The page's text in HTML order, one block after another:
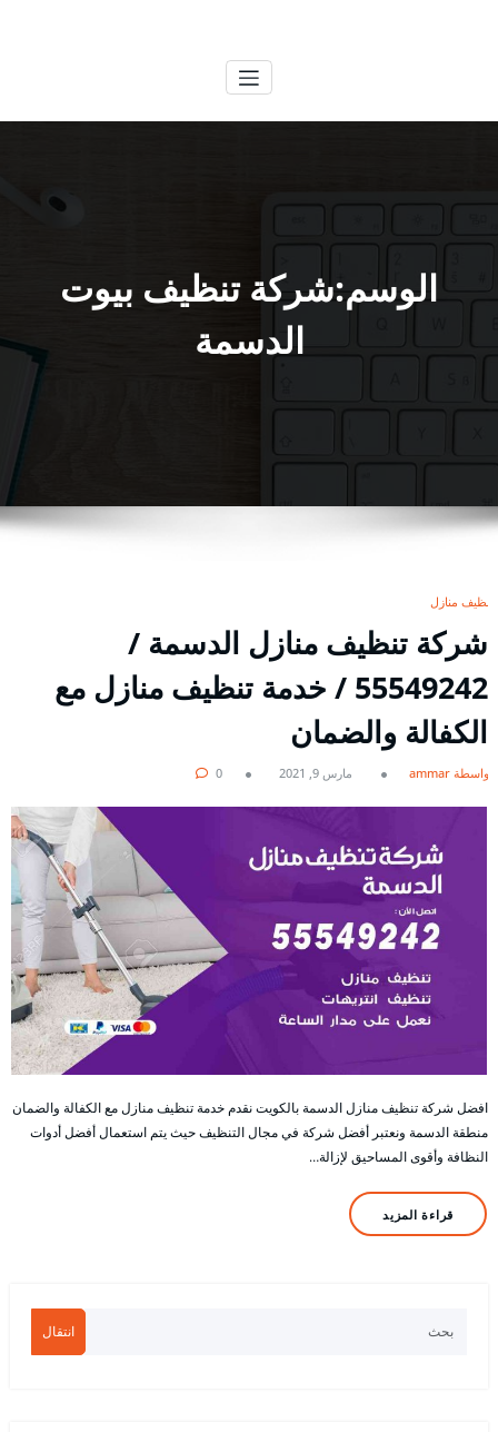
الوسم:شركة تنظيف بيوت
الدسمة
تنظيف منازل
شركة تنظيف منازل الدسمة /
55549242 / خدمة تنظيف منازل مع
الكفالة والضمان
بواسطة ammar مارس 9, 2021 0
افضل شركة تنظيف منازل الدسمة بالكويت نقدم خدمة تنظيف منازل مع الكفالة والضمان
منطقة الدسمة ونعتبر أفضل شركة في مجال التنظيف حيث يتم استعمال أفضل أدوات
النظافة وأقوى المساحيق لإزالة…
قراءة المزيد
انتقال